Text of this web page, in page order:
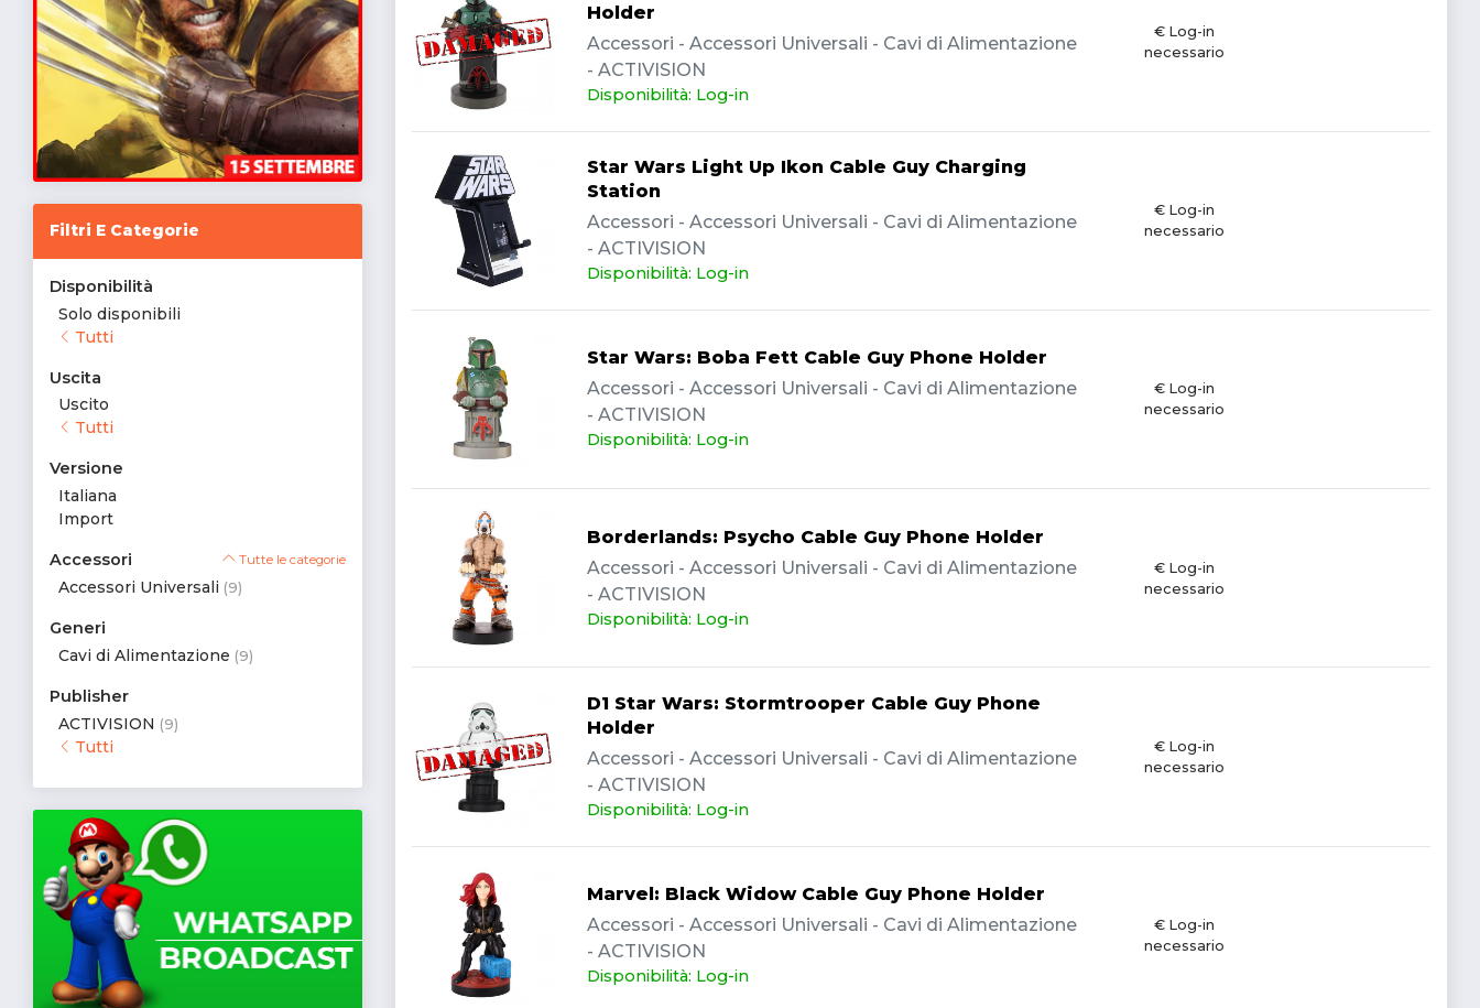
Filtri E Categorie
Disponibilità
Solo disponibili
Tutti
Uscita
Uscito
Tutti
Versione
Italiana
Import
Accessori Tutte le categorie
Accessori Universali (9)
Generi
Cavi di Alimentazione (9)
Publisher
ACTIVISION (9)
Tutti
Holder
Accessori - Accessori Universali - Cavi di Alimentazione
- ACTIVISION
Disponibilità: Log-in
€ Log-in
necessario
Star Wars Light Up Ikon Cable Guy Charging
Station
Accessori - Accessori Universali - Cavi di Alimentazione
- ACTIVISION
Disponibilità: Log-in
€ Log-in
necessario
Star Wars: Boba Fett Cable Guy Phone Holder
Accessori - Accessori Universali - Cavi di Alimentazione
- ACTIVISION
Disponibilità: Log-in
€ Log-in
necessario
Borderlands: Psycho Cable Guy Phone Holder
Accessori - Accessori Universali - Cavi di Alimentazione
- ACTIVISION
Disponibilità: Log-in
€ Log-in
necessario
D1 Star Wars: Stormtrooper Cable Guy Phone
Holder
Accessori - Accessori Universali - Cavi di Alimentazione
- ACTIVISION
Disponibilità: Log-in
€ Log-in
necessario
Marvel: Black Widow Cable Guy Phone Holder
Accessori - Accessori Universali - Cavi di Alimentazione
- ACTIVISION
Disponibilità: Log-in
€ Log-in
necessario